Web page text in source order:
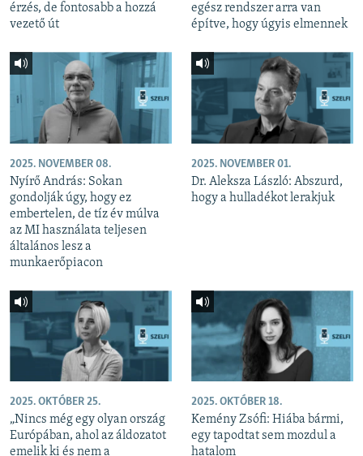
érzés, de fontosabb a hozzá
vezető út
egész rendszer arra van
építve, hogy úgyis elmennek
2025. NOVEMBER 08.
Nyírő András: Sokan
gondolják úgy, hogy ez
embertelen, de tíz év múlva
az MI használata teljesen
általános lesz a
munkaerőpiacon
2025. NOVEMBER 01.
Dr. Aleksza László: Abszurd,
hogy a hulladékot lerakjuk
2025. OKTÓBER 25.
„Nincs még egy olyan ország
Európában, ahol az áldozatot
emelik ki és nem a
2025. OKTÓBER 18.
Kemény Zsófi: Hiába bármi,
egy tapodtat sem mozdul a
hatalom